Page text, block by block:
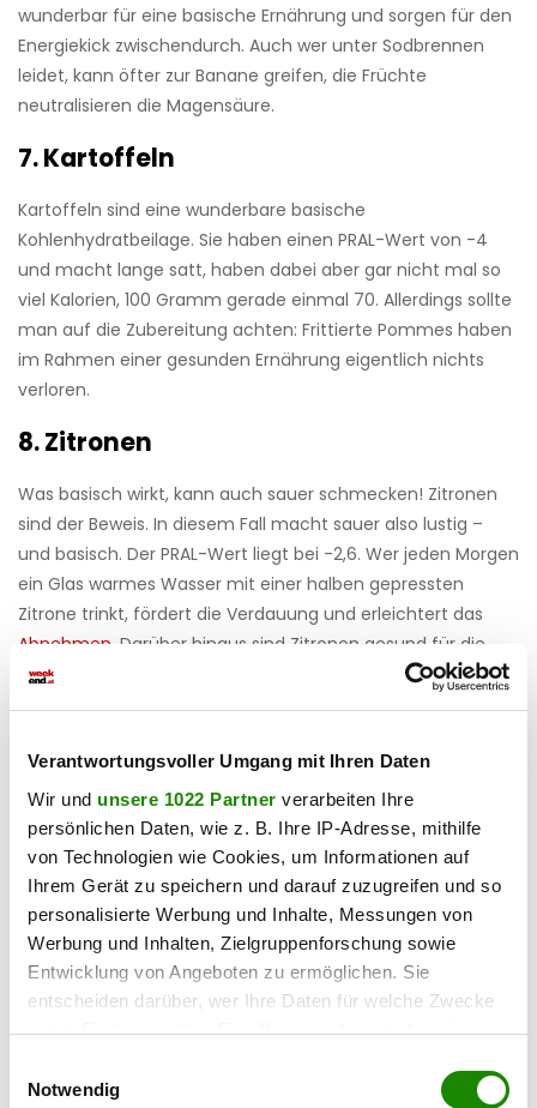
Verantwortungsvoller Umgang mit Ihren Daten
Wir und unsere 1022 Partner verarbeiten Ihre
persönlichen Daten, wie z. B. Ihre IP-Adresse, mithilfe
von Technologien wie Cookies, um Informationen auf
Ihrem Gerät zu speichern und darauf zuzugreifen und so
personalisierte Werbung und Inhalte, Messungen von
Werbung und Inhalten, Zielgruppenforschung sowie
Entwicklung von Angeboten zu ermöglichen. Sie
entscheiden darüber, wer Ihre Daten für welche Zwecke
nutzt. Sie können Ihre Einwilligung jederzeit über die
Trigger Symbol ändern oder widerrufen
Notwendig
wunderbar für eine basische Ernährung und sorgen für den
Energiekick zwischendurch. Auch wer unter Sodbrennen
leidet, kann öfter zur Banane greifen, die Früchte
neutralisieren die Magensäure.
7. Kartoffeln
Kartoffeln sind eine wunderbare basische
Kohlenhydratbeilage. Sie haben einen PRAL-Wert von -4
und macht lange satt, haben dabei aber gar nicht mal so
viel Kalorien, 100 Gramm gerade einmal 70. Allerdings sollte
man auf die Zubereitung achten: Frittierte Pommes haben
im Rahmen einer gesunden Ernährung eigentlich nichts
verloren.
8. Zitronen
Was basisch wirkt, kann auch sauer schmecken! Zitronen
sind der Beweis. In diesem Fall macht sauer also lustig –
und basisch. Der PRAL-Wert liegt bei -2,6. Wer jeden Morgen
ein Glas warmes Wasser mit einer halben gepressten
Zitrone trinkt, fördert die Verdauung und erleichtert das
Abnehmen . Darüber hinaus sind Zitronen gesund für die
Schleimhäute, lindern Halsschmerzen und stärken das Herz,
da sie Gefäßverstopfungen vorbeugen. Tipp: Auch im
greifen, das kann Thrombosen vorbeugen.
9. Apfelessig
Auch Essig ist basisch, besonders zu empfehlen ist aber der
Apfelessig, er hat einen Wert ähnlich wie die Zitronen. Wer
Wert auf Qualität legt, sollte am besten zu naturtrübem
Essig greifen, nur in diesem sind die gesamten Nährstoffe
enthalten.
10. Kaffee
Jetzt kommt die Überraschung: Kaffee ist basisch! -1,4